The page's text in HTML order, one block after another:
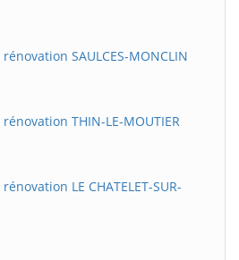
SAULCES-MONCLIN
THIN-LE-MOUTIER
LE CHATELET-SUR-